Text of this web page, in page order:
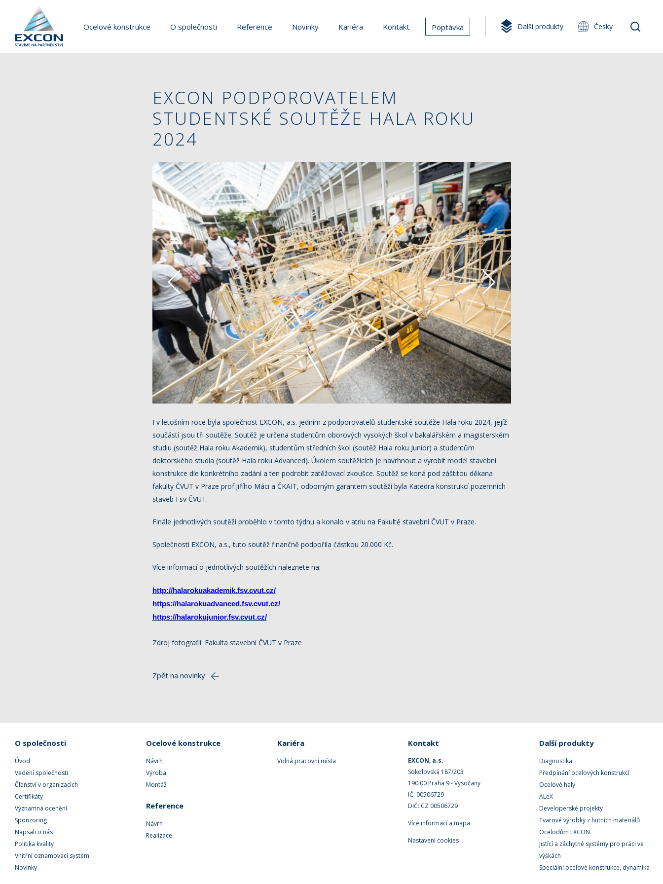
Ocelové konstrukce O společnosti Reference Novinky Kariéra Kontakt Poptávka Další produkty Česky
EXCON PODPOROVATELEM
STUDENTSKÉ SOUTĚŽE HALA ROKU
2024
I v letošním roce byla společnost EXCON, a.s. jedním z podporovatelů studentské soutěže Hala roku 2024, jejíž
součástí jsou tři soutěže. Soutěž je určena studentům oborových vysokých škol v bakalářském a magisterském
studiu (soutěž Hala roku Akademik), studentům středních škol (soutěž Hala roku Junior) a studentům
doktorského studia (soutěž Hala roku Advanced). Úkolem soutěžících je navrhnout a vyrobit model stavební
konstrukce dle konkrétního zadání a ten podrobit zatěžovací zkoušce. Soutěž se koná pod záštitou děkana
fakulty ČVUT v Praze prof.Jiřího Máci a ČKAIT, odborným garantem soutěží byla Katedra konstrukcí pozemních
staveb Fsv ČVUT.
Finále jednotlivých soutěží proběhlo v tomto týdnu a konalo v atriu na Fakultě stavební ČVUT v Praze.
Společnosti EXCON, a.s., tuto soutěž finančně podpořila částkou 20.000 Kč.
Více informací o jednotlivých soutěžích naleznete na:
http://halarokuakademik.fsv.cvut.cz/
https://halarokuadvanced.fsv.cvut.cz/
https://halarokujunior.fsv.cvut.cz/
Zdroj fotografií: Fakulta stavební ČVUT v Praze
Zpět na novinky
O společnosti
Úvod
Vedení společnosti
Členství v organizacích
Certifikáty
Významná ocenění
Sponzoring
Napsali o nás
Politika kvality
Vnitřní oznamovací systém
Novinky
Ocelové konstrukce
Návrh
Výroba
Montáž
Reference
Návrh
Realizace
Kariéra
Volná pracovní místa
Kontakt
EXCON, a.s.
Sokolovská 187/203
190 00 Praha 9 - Vysočany
IČ: 00506729
DIČ: CZ 00506729
Více informací a mapa
Nastavení cookies
Další produkty
Diagnostika
Předpínání ocelových konstrukcí
Ocelové haly
ALeX
Developerské projekty
Tvarové výrobky z hutních materiálů
Ocelodům EXCON
Jistící a záchytné systémy pro práci ve
výškách
Speciální ocelové konstrukce, dynamika